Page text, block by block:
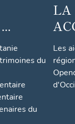
du
du
LA
Les